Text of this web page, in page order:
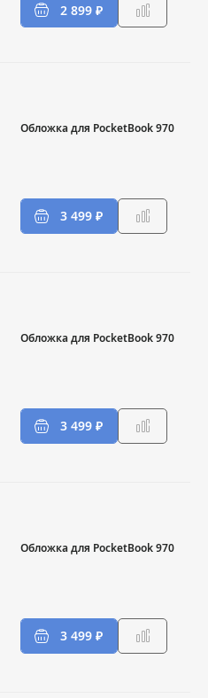
2 899 ₽
Обложка для PocketBook 970
3 499 ₽
Обложка для PocketBook 970
3 499 ₽
Обложка для PocketBook 970
3 499 ₽